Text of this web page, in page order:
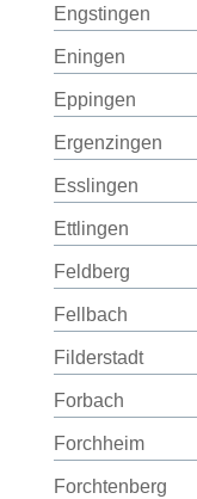
Engstingen
Eningen
Eppingen
Ergenzingen
Esslingen
Ettlingen
Feldberg
Fellbach
Filderstadt
Forbach
Forchheim
Forchtenberg